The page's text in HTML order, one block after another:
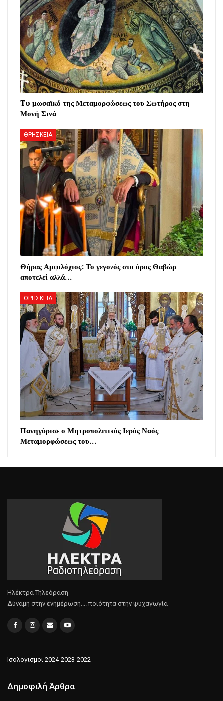
To μωσαϊκό της Μεταμορφώσεως του Σωτήρος στη
Μονή Σινά
ΘΡΗΣΚΕΙΑ
Θήρας Αμφιλόχιος: Το γεγονός στο όρος Θαβώρ
αποτελεί αλλά…
ΘΡΗΣΚΕΙΑ
Πανηγύρισε ο Μητροπολιτικός Ιερός Ναός
Μεταμορφώσεως του…
Ηλέκτρα Τηλεόραση
Δύναμη στην ενημέρωση.... ποιότητα στην ψυχαγωγία
Ισολογισμοί 2024-2023-2022
Δημοφιλή Άρθρα